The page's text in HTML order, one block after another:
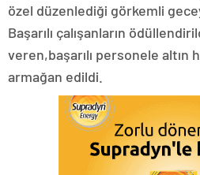
özel düzenlediği görkemli
Başarılı çalışanların
veren,başarılı personele altın
armağan edildi.